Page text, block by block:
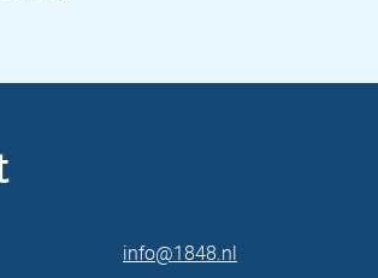
info@1848.nl